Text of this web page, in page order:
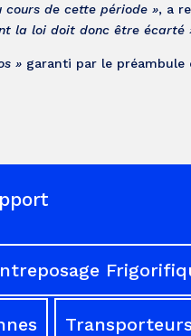
de cette période », a
la loi doit donc être écarté
»garanti par le préambule